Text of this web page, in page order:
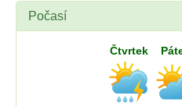
Počasí
Čtvrtek